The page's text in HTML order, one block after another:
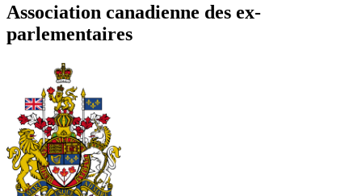
Association canadienne des ex-
parlementaires